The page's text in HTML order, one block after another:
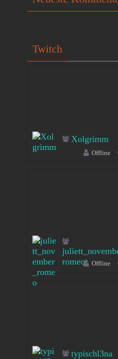
Twitch
Xolgrimm
Offline
romeo
Offline
typischl3na